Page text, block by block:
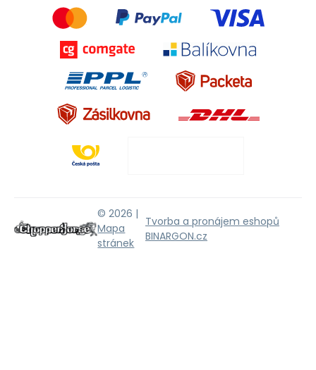
© 2026 |
Mapa
stránek
Tvorba a pronájem eshopů
BINARGON.cz